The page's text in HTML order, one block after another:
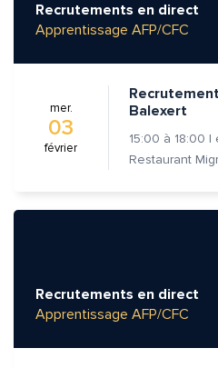
Recrutements en direct
Apprentissage AFP/CFC
mer.
03
février
Balexert
15:00 à 18:00 |
Recrutements en direct
Apprentissage AFP/CFC
Envoyer
Envoyer